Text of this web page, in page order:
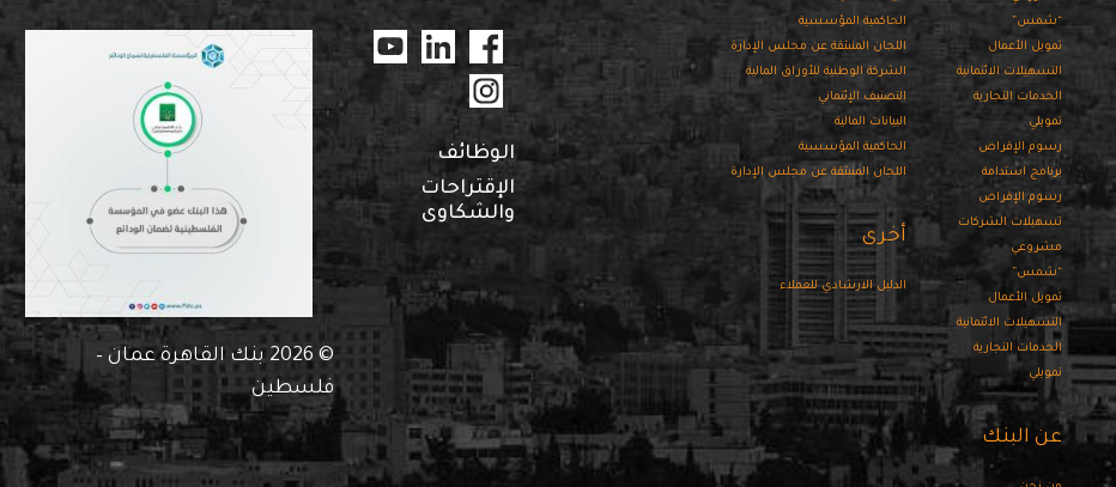
“شمس”
تمويل الأعمال
التسهيلات الائتمانية
الخدمات التجارية
تمويلي
رسوم الإقراض
برنامج استدامة
رسوم الإقراض
تسهيلات الشركات
مشروعي
“شمس”
تمويل الأعمال
التسهيلات الائتمانية
الخدمات التجارية
تمويلي
عن البنك
الحاكمية المؤسسية
اللجان المنبثقة عن مجلس الإدارة
الشركة الوطنية للأوراق المالية
التصنيف الإئتماني
البيانات المالية
الحاكمية المؤسسية
اللجان المنبثقة عن مجلس الإدارة
أخرى
الدليل الارشادي للعملاء
الوظائف
الإقتراحات
والشكاوى
© 2026 بنك القاهرة عمان –
فلسطين